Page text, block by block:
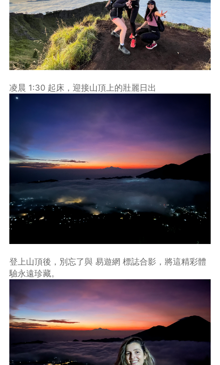
凌晨 1:30 起床，迎接山頂上的壯麗日出
登上山頂後，別忘了與 易遊網 標誌合影，將這精彩體
驗永遠珍藏。